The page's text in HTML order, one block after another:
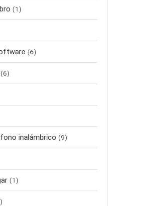
(1)
(6)
(6)
inalámbrico (9)
(1)